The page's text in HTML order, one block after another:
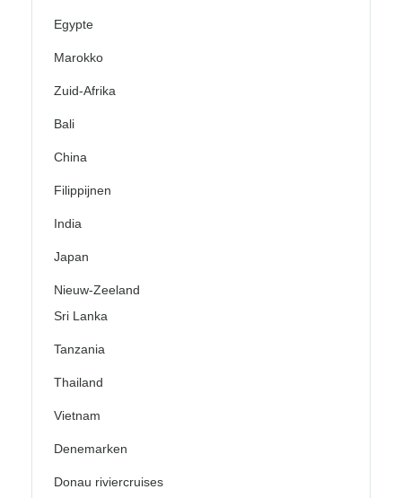
Egypte
Marokko
Zuid-Afrika
Bali
China
Filippijnen
India
Japan
Nieuw-Zeeland
Sri Lanka
Tanzania
Thailand
Vietnam
Denemarken
Donau riviercruises